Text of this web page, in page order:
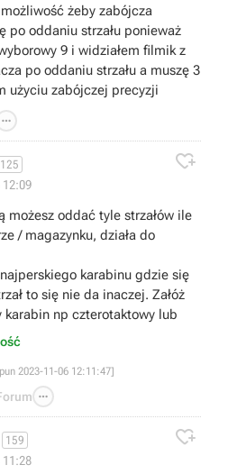
żeby zabójcza
po oddaniu strzału ponieważ
9 i widziałem filmik z
po oddaniu strzału a muszę 3
użyciu zabójczej precyzji

125
12:09

możesz oddać tyle strzałów ile
/ magazynku, działa do
karabinu gdzie się
to się nie da inaczej. Załóż
karabin np czterotaktowy lub
2023-11-06 12:11:47]

159
11:28
